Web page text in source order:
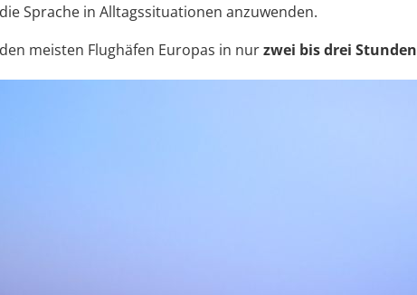
Sprache in Alltagssituationen anzuwenden.
meisten Flughäfen Europas in nurzwei bis drei Stunden